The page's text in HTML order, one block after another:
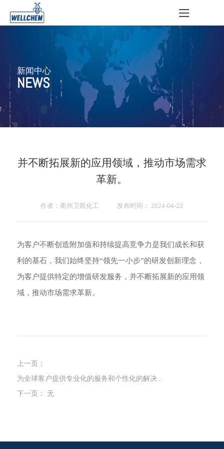
新闻中心
NEWS
并不断拓展新的应用领域，推动市场需求
革新。
作者：衢州卫凯化工 发布时间： 2024-04-22
为客户不断创造附加值和持续提高竞争力是我们成长和获
利的基石，我们始终坚持“领先一小步”的研发创新理念，
为客户提供特定的增值研发服务，并不断拓展新的应用领
域，推动市场需求革新。
上一页：
为全球客户提供专业化的服务和个性化的解决...
下一页： 无